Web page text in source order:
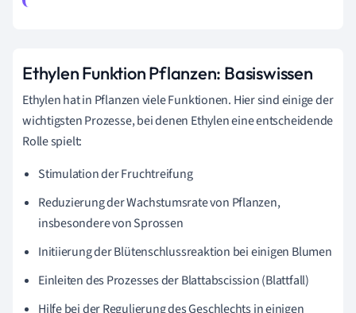
Ethylen Funktion Pflanzen: Basiswissen
Ethylen hat in Pflanzen viele Funktionen. Hier sind einige der
wichtigsten Prozesse, bei denen Ethylen eine entscheidende
Rolle spielt:
Stimulation der Fruchtreifung
Reduzierung der Wachstumsrate von Pflanzen,
insbesondere von Sprossen
Initiierung der Blütenschlussreaktion bei einigen Blumen
Einleiten des Prozesses der Blattabscission (Blattfall)
Hilfe bei der Regulierung des Geschlechts in einigen